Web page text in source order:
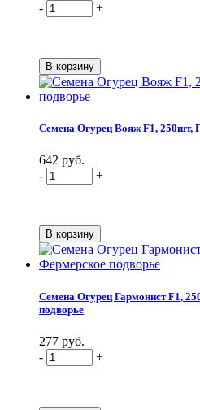
-
+
Семена Огурец Вояж F1, 250шт,
642 руб.
-
+
Семена Огурец Гармонист F1,
подворье
277 руб.
-
+